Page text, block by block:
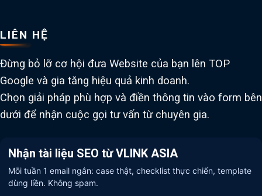
LIÊN HỆ
Đừng bỏ lỡ cơ hội đưa Website của bạn lên TOP
Google và gia tăng hiệu quả kinh doanh.
Chọn giải pháp phù hợp và điền thông tin vào form bên
dưới để nhận cuộc gọi tư vấn từ chuyên gia.
Nhận tài liệu SEO từ VLINK ASIA
Mỗi tuần 1 email ngắn: case thật, checklist thực chiến, template
dùng liền. Không spam.